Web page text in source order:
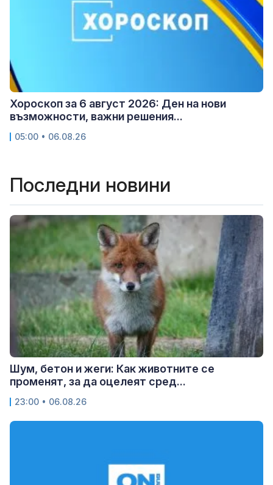
Хороскоп за 6 август 2026: Ден на нови
възможности, важни решения...
05:00 • 06.08.26
Последни новини
Шум, бетон и жеги: Как животните се
променят, за да оцелеят сред...
23:00 • 06.08.26